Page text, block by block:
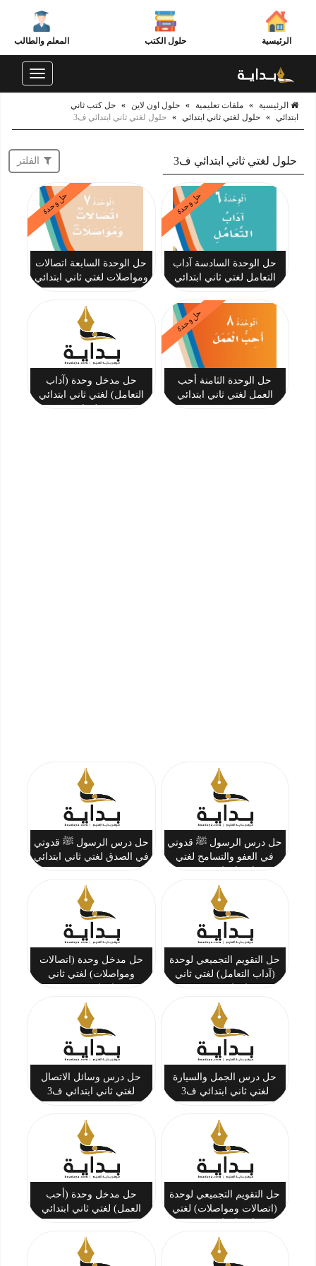
الرئيسية حلول الكتب المعلم والطالب
Toggle
الرئيسية » ملفات تعليمية » حلول اون لاين » حل كتب ثاني
ابتدائي » حلول لغتي ثاني ابتدائي » حلول لغتي ثاني ابتدائي ف3
حلول لغتي ثاني ابتدائي ف3 الفلتر
حل وحدة
حل الوحدة السادسة آداب
التعامل لغتي ثاني ابتدائي
حل وحدة
حل الوحدة السابعة اتصالات
ومواصلات لغتي ثاني ابتدائي
حل وحدة
حل الوحدة الثامنة أحب
العمل لغتي ثاني ابتدائي
حل مدخل وحدة (آداب
التعامل) لغتي ثاني ابتدائي
حل درس الرسول ﷺ قدوتي
في العفو والتسامح لغتي
حل درس الرسول ﷺ قدوتي
في الصدق لغتي ثاني ابتدائي
حل التقويم التجميعي لوحدة
(آداب التعامل) لغتي ثاني
حل مدخل وحدة (اتصالات
ومواصلات) لغتي ثاني
حل درس الجمل والسيارة
لغتي ثاني ابتدائي ف3
حل درس وسائل الاتصال
لغتي ثاني ابتدائي ف3
حل التقويم التجميعي لوحدة
(اتصالات ومواصلات) لغتي
حل مدخل وحدة (أحب
العمل) لغتي ثاني ابتدائي